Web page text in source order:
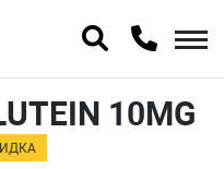
10MG